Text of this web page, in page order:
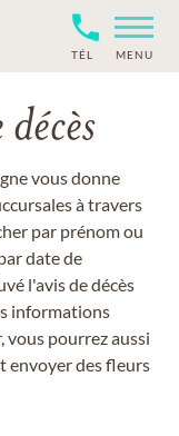
TÉL MENU
vous donne
à travers
par prénom ou
date de
l'avis de décès
informations
vous pourrez aussi
envoyer des fleurs